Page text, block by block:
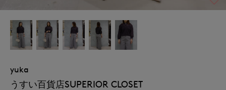
yuka
うすい百貨店SUPERIOR CLOSET